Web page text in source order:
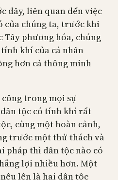
đây, liên quan đến việc
của chúng ta, trước khi
Tây phương hóa, chúng
khí của cá nhân
hơn cả thông minh
công trong mọi sự
tộc có tính khí rất
cùng một hoàn cảnh,
trước một thử thách và
pháp thì dân tộc nào có
lợi nhiều hơn. Một
lên là hai dân tộc